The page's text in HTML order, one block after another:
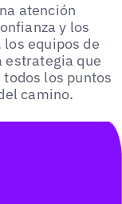
atención
y los
equipos de
estrategia que
los puntos
camino.